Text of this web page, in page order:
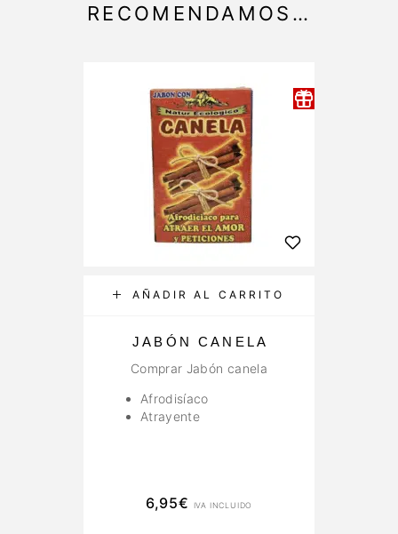
RECOMENDAMOS…
AÑADIR AL CARRITO
JABÓN CANELA
Comprar Jabón canela
Afrodisíaco
Atrayente
6,95€ IVA INCLUIDO